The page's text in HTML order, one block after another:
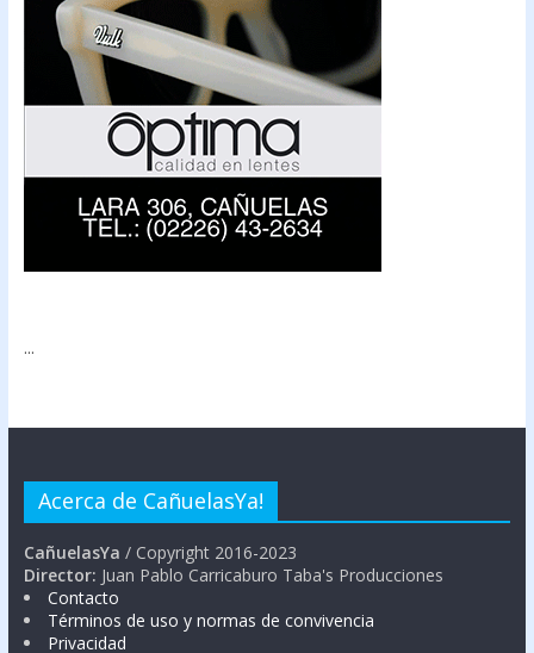
...
Acerca de CañuelasYa!
CañuelasYa / Copyright 2016-2023
Director: Juan Pablo Carricaburo Taba's Producciones
Contacto
Términos de uso y normas de convivencia
Privacidad